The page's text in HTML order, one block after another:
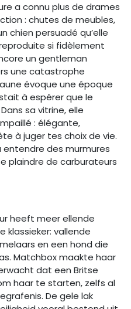
a connu plus de drames
: chutes de meubles,
chien persuadé qu’elle
si fidèlement
un gentleman
une catastrophe
évoque une époque
à espérer que le
sa vitrine, elle
: élégante,
à juger tes choix de vie.
entendre des murmures
plaindre de carburateurs
heeft meer ellende
vallende
en een hond die
Matchbox maakte haar
dat een Britse
haar te starten, zelfs al
De gele lak